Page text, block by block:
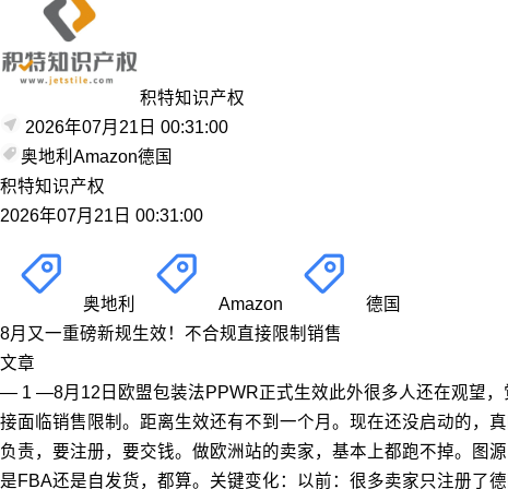
积特知识产权
2026年07月21日 00:31:00
奥地利 Amazon德国
积特知识产权
2026年07月21日 00:31:00
奥地利 Amazon
德国
8月又一重磅新规生效！不合规直接限制销售
文章
— 1 —8月12日欧盟包装法PPWR正式生效此外很多人还在观望
接面临销售限制。距离生效还有不到一个月。现在还没启动的，
负责，要注册，要交钱。做欧洲站的卖家，基本上都跑不掉。图
是FBA还是自发货，都算。关键变化：以前：很多卖家只注册了德